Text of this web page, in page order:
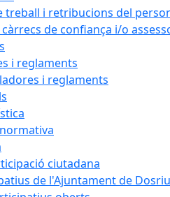
treball i retribucions del
de confiança i/o
i reglaments
i reglaments
ciutadana
de l'Ajuntament de